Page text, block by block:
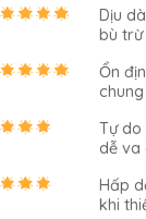
Dịu
bù trừ
Ổn
Tự do
dễ va
Hấp
khi